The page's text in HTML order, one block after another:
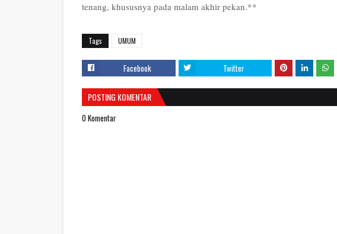
tenang, khususnya pada malam akhir pekan.**
Tags UMUM
Facebook Twitter
POSTING KOMENTAR
0 Komentar